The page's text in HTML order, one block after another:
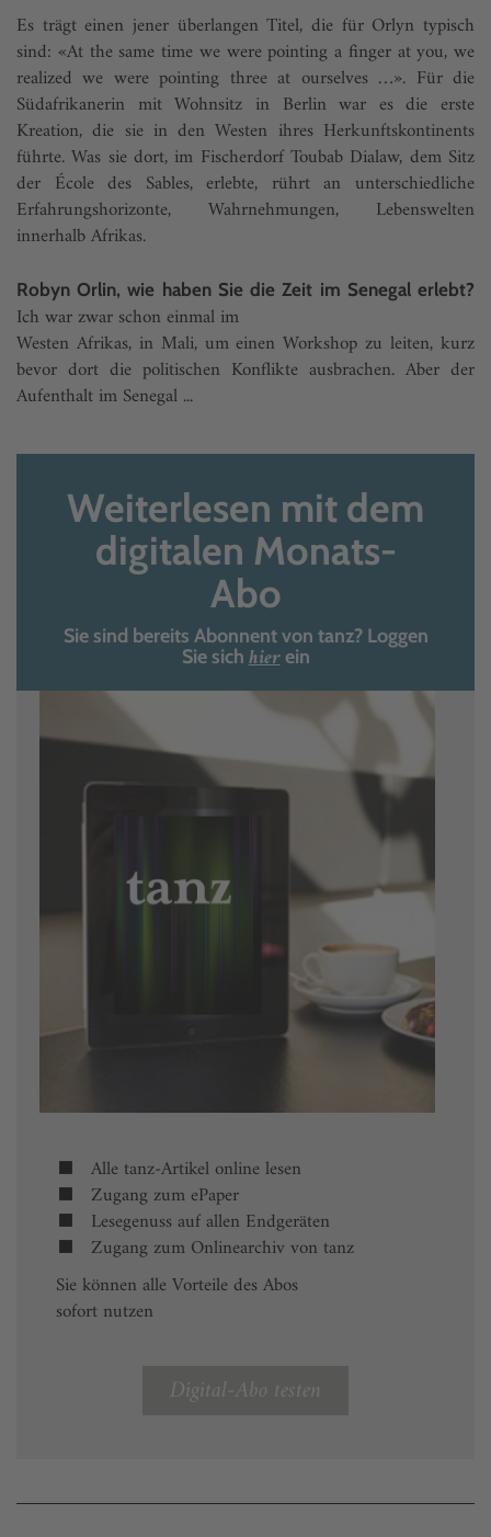
Es trägt einen jener überlangen Titel, die für Orlyn typisch
sind: «At the same time we were pointing a finger at you, we
realized we were pointing three at ourselves …». Für die
Südafrikanerin mit Wohnsitz in Berlin war es die erste
Kreation, die sie in den Westen ihres Herkunftskontinents
führte. Was sie dort, im Fischerdorf Toubab Dialaw, dem Sitz
der École des Sables, erlebte, rührt an unterschiedliche
Erfahrungshorizonte, Wahrnehmungen, Lebenswelten
innerhalb Afrikas.
Robyn Orlin, wie haben Sie die Zeit im Senegal erlebt?
Ich war zwar schon einmal im
Westen Afrikas, in Mali, um einen Workshop zu leiten, kurz
bevor dort die politischen Konflikte ausbrachen. Aber der
Aufenthalt im Senegal ...
Weiterlesen mit dem
digitalen Monats-
Abo
Sie sind bereits Abonnent von tanz? Loggen
Sie sich hierein
Alle tanz-Artikel online lesen
Zugang zum ePaper
Lesegenuss auf allen Endgeräten
Zugang zum Onlinearchiv von tanz
Sie können alle Vorteile des Abos
sofort nutzen
Digital-Abo testen